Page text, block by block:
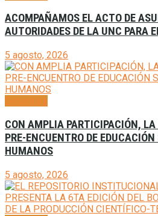
ACOMPAÑAMOS EL ACTO DE
AUTORIDADES DE LA UNC PARA
5 agosto, 2026
CON AMPLIA PARTICIPACIÓN,
PRE-ENCUENTRO DE EDUCACIÓN
HUMANOS
5 agosto, 2026